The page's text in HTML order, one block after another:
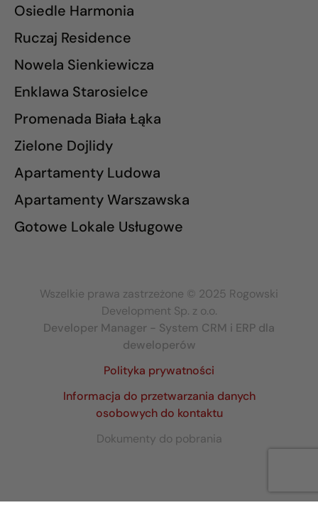
Osiedle Harmonia
Ruczaj Residence
Nowela Sienkiewicza
Enklawa Starosielce
Promenada Biała Łąka
Zielone Dojlidy
Apartamenty Ludowa
Apartamenty Warszawska
Gotowe Lokale Usługowe
Wszelkie prawa zastrzeżone © 2025 Rogowski
Development Sp. z o.o.
Developer Manager - System CRM i ERP dla
deweloperów
Polityka prywatności
Informacja do przetwarzania danych
osobowych do kontaktu
Dokumenty do pobrania